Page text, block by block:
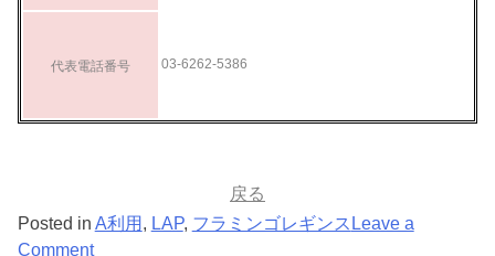
代表電話番号 03-6262-5386
戻る
Posted in A利用 , LAP, フラミンゴレギンス Leave a
Commenton